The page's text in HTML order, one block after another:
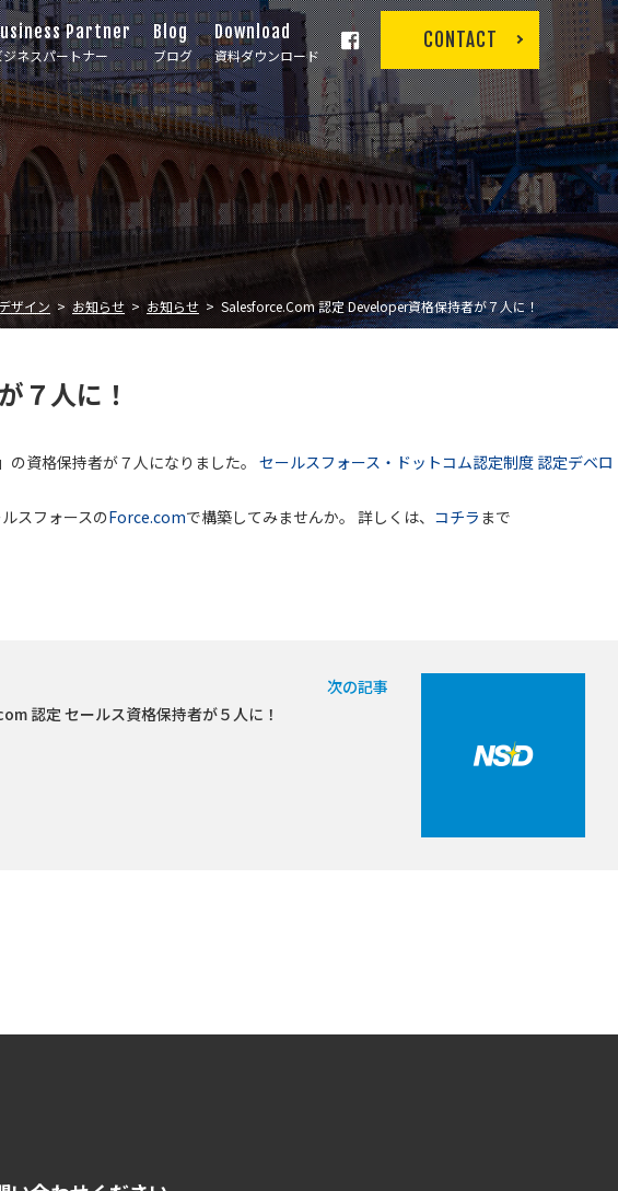
Partner
ジネスパートナー
Blog
ブログ
Download
資料ダウンロード
CONTACT
ザイン お知らせ お知らせ Salesforce.com 認定 Developer資格保持者が７人に！
人に！
資格保持者が７人になりました。 セールスフォース・ドットコム認定制度 認定デベロ
スフォースのForce.comで構築してみませんか。 詳しくは、 コチラ まで
次の記事
認定 セールス資格保持者が５人に！